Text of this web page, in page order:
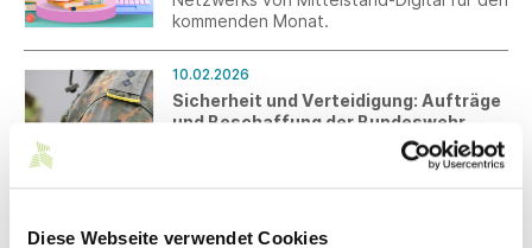
Diese Webseite verwendet Cookies
kommenden Monat.
10.02.2026
Sicherheit und Verteidigung: Aufträge
und Beschaffung der Bundeswehr
Zum 30. Januar 2026 hat die Bundeswehr
die neue Informationsseite „Aufträge und
Beschaffung der Bundeswehr: Rüstung,
eingerichtet. Diese Seite richtet sich an